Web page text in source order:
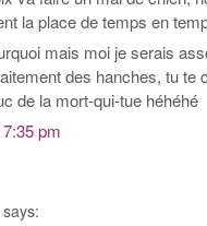
la place de temps en
mais moi je serais
des hanches, tu te
de la mort-qui-tue héhéhé
pm
says: